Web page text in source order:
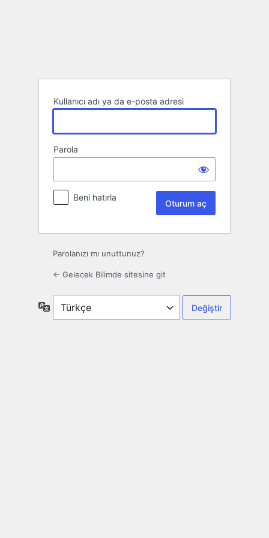
Kullanıcı adı ya da e-posta adresi
Parola
Beni hatırla
Parolanızı mı unuttunuz?
← Gelecek Bilimde sitesine git
Dil